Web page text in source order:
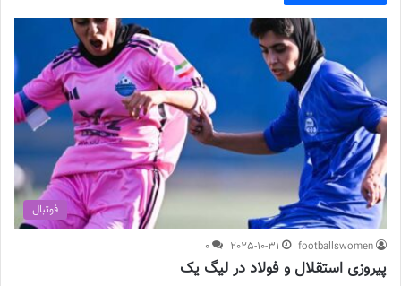
فوتبال
footballswomen
2025-10-31
0
پیروزی استقلال و فولاد در لیگ یک